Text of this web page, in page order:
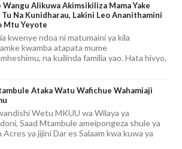
Wangu Alikuwa Akimsikiliza Mama Yake
Tu Na Kunidharau, Lakini Leo Ananithamini
Mtu Yeyote
kwenye ndoa ni matumaini ya kila
kwamba atapata mume
na kuilinda familia yao. Hata hivyo,
Ataka Watu Wafichue Wahamiaji
Wetu MKUU wa Wilaya ya
Saad Mtambule ameipongeza shule ya
Acres ya jijini Dar es Salaam kwa kuwa ya